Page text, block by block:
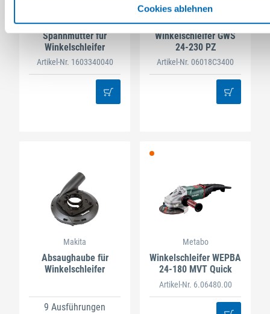
Cookies ablehnen
Spannmutter für
Winkelschleifer
Artikel-Nr. 1603340040
Winkelschleifer GWS
24-230 PZ
Artikel-Nr. 06018C3400
Makita
Absaughaube für
Winkelschleifer
9 Ausführungen
Metabo
Winkelschleifer WEPBA
24-180 MVT Quick
Artikel-Nr. 6.06480.00